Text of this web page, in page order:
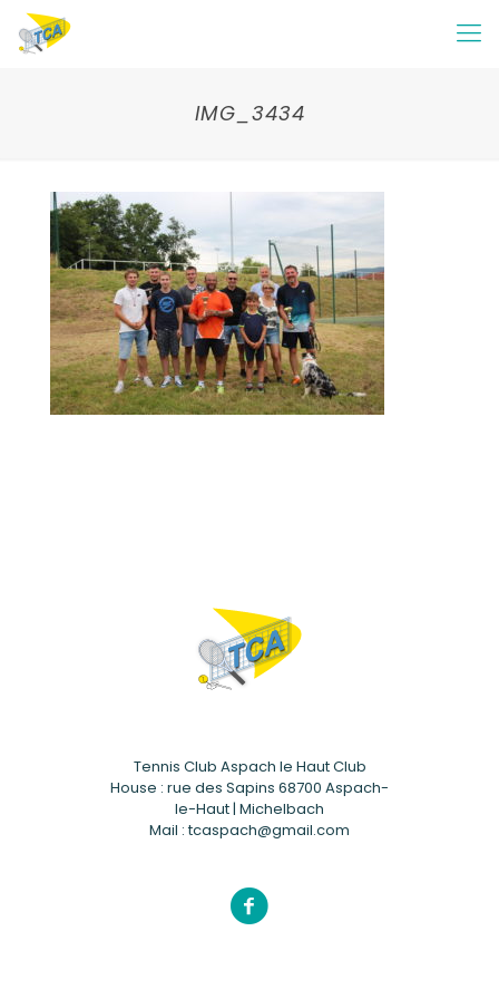
IMG_3434
Tennis Club Aspach le Haut Club
House : rue des Sapins 68700 Aspach-
le-Haut | Michelbach
Mail : tcaspach@gmail.com